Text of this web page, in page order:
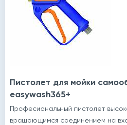
Пистолет для мойки
easywash365+
Професиональный пистолет
вращающимся соединением на